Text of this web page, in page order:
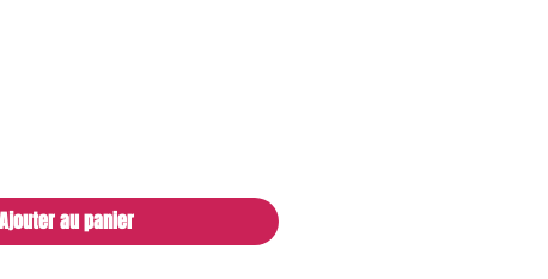
Ajouter au panier